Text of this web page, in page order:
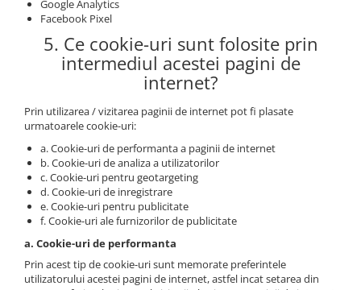
Google Analytics
Facebook Pixel
5. Ce cookie-uri sunt folosite prin
intermediul acestei pagini de
internet?
Prin utilizarea / vizitarea paginii de internet pot fi plasate
urmatoarele cookie-uri:
a. Cookie-uri de performanta a paginii de internet
b. Cookie-uri de analiza a utilizatorilor
c. Cookie-uri pentru geotargeting
d. Cookie-uri de inregistrare
e. Cookie-uri pentru publicitate
f. Cookie-uri ale furnizorilor de publicitate
a. Cookie-uri de performanta
Prin acest tip de cookie-uri sunt memorate preferintele
utilizatorului acestei pagini de internet, astfel incat setarea din